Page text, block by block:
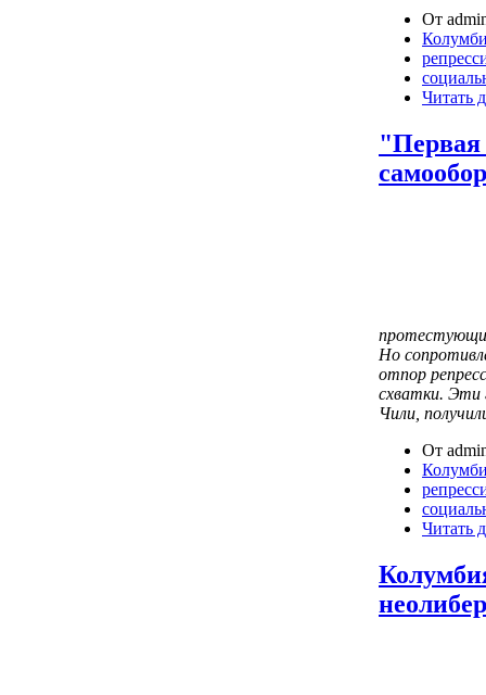
От
Читать
"Первая
Но
отпор
схватки. Эти
Чили,
От
Читать